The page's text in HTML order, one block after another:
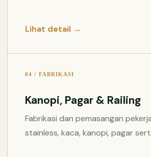
Lihat detail →
04 / FABRIKASI
Kanopi, Pagar & Railing
Fabrikasi dan pemasangan
stainless, kaca, kanopi, pagar